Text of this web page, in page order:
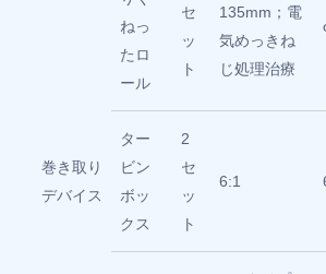
巻き取り
デバイス
ねっ
たロ
ール
セ
ッ
ト
135mm；電
気めっきね
じ処理治療
ター
ビン
ボッ
クス
2
セ
ッ
ト
6:1